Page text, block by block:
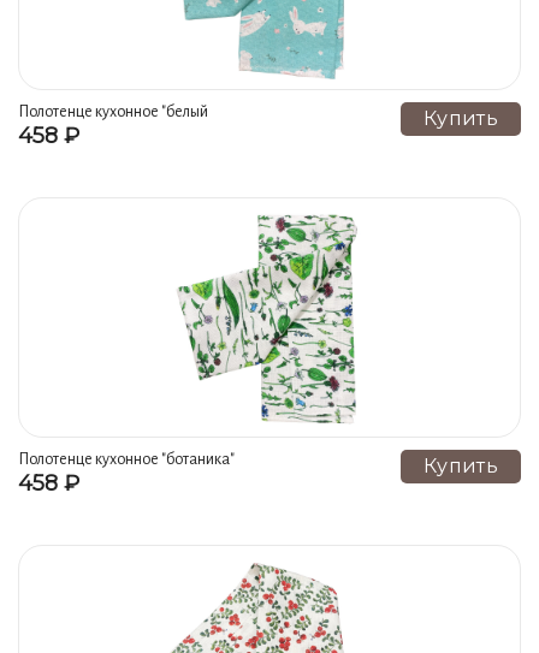
Полотенце кухонное "белый
кролик" гжель ручная роспись
458 ₽
Купить
Полотенце кухонное "ботаника"
гжель ручная роспись
458 ₽
Купить